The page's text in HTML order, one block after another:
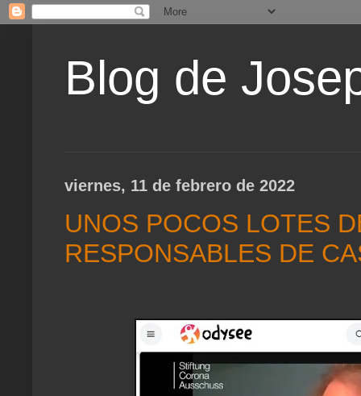
Blog de
viernes, 11 de febrero de 2022
UNOS POCOS LOTES
RESPONSABLES DE